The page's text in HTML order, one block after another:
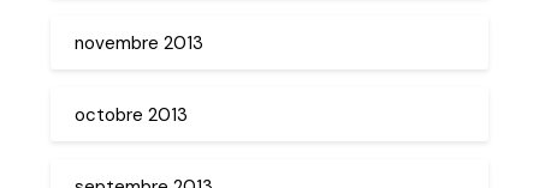
novembre 2013
octobre 2013